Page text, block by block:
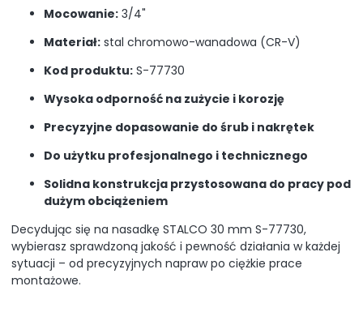
Mocowanie: 3/4"
Materiał: stal chromowo-wanadowa (CR-V)
Kod produktu: S-77730
Wysoka odporność na zużycie i korozję
Precyzyjne dopasowanie do śrub i nakrętek
Do użytku profesjonalnego i technicznego
Solidna konstrukcja przystosowana do pracy pod
dużym obciążeniem
Decydując się na nasadkę STALCO 30 mm S-77730,
wybierasz sprawdzoną jakość i pewność działania w każdej
sytuacji – od precyzyjnych napraw po ciężkie prace
montażowe.